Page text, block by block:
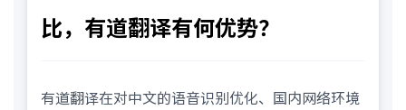
比，有道翻译有何优势？
有道翻译在对中文的语音识别优化、国内网络环境